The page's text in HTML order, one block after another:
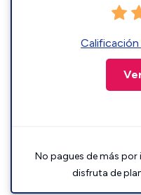
No pagues de más
disfruta de